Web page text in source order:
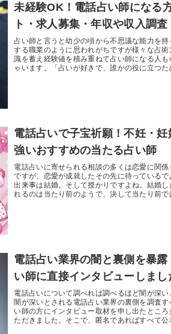
未経験OK！電話占い師になる
ト・求人募集・年収や収入調査
占い師と言うと幼少の頃から不思議な能力を持
する職業のように思われがちですが様々な占術
識を蓄え経験値を積み重ねて占い師になる人も
ゃいます。「占いが好きで、誰かの役に立つた
電話占いで子宝祈願！不妊・妊
強いおすすめの当たる占い師
電話占いに寄せられる相談の多くは恋愛に関係
ですが、恋愛が成就したその先に待っているで
出来事は結婚。そして授かりですよね。結婚し
れるのは当たり前のようで、決して当たり前で
電話占い業界の闇と裏側を暴露
い師に直接インタビューしまし
電話占いについて調べれば調べるほど闇が深
闇が深いとされる電話占い業界の裏側を調査す
い師の方にインタビュー取材を申し出たとこ
ただきました。そこで、匿名であればすべて公